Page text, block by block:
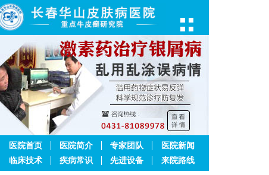
医院首页 医院简介 专家团队
医院新闻
临床技术
疾病常识 先进设备 来院路线